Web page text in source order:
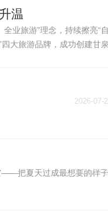
温
业旅游”理念，持续擦亮“自
大旅游品牌，成功创建甘泉
2026-07-
——把夏天过成最想要的样子
2026-07-